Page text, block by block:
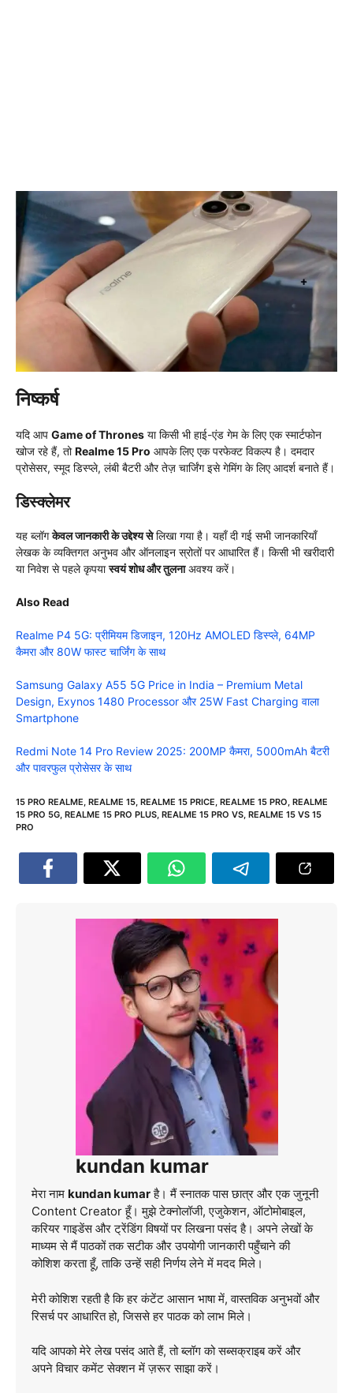
निष्कर्ष
यदि आप Game of Thrones या किसी भी हाई-एंड गेम के लिए एक स्मार्टफोन
खोज रहे हैं, तो Realme 15 Pro आपके लिए एक परफेक्ट विकल्प है। दमदार
प्रोसेसर, स्मूद डिस्प्ले, लंबी बैटरी और तेज़ चार्जिंग इसे गेमिंग के लिए आदर्श बनाते हैं।
डिस्क्लेमर
यह ब्लॉगकेवल जानकारी के उद्देश्य सेलिखा गया है। यहाँ दी गई सभी जानकारियाँ
लेखक के व्यक्तिगत अनुभव और ऑनलाइन स्रोतों पर आधारित हैं। किसी भी खरीदारी
या निवेश से पहले कृपयास्वयं शोध और तुलनाअवश्य करें।
Also Read
Realme P4 5G: प्रीमियम डिजाइन, 120Hz AMOLED डिस्प्ले, 64MP
कैमरा और 80W फास्ट चार्जिंग के साथ
Samsung Galaxy A55 5G Price in India – Premium Metal
Design, Exynos 1480 Processor और 25W Fast Charging वाला
Smartphone
Redmi Note 14 Pro Review 2025: 200MP कैमरा, 5000mAh बैटरी
और पावरफुल प्रोसेसर के साथ
15 PRO REALME, REALME 15, REALME 15 PRICE, REALME 15 PRO, REALME
15 PRO 5G, REALME 15 PRO PLUS, REALME 15 PRO VS, REALME 15 VS 15
PRO
kundan kumar
मेरा नाम kundan kumarहै। मैं स्नातक पास छात्र और एक जुनूनी
Content Creator हूँ। मुझे टेक्नोलॉजी, एजुकेशन, ऑटोमोबाइल,
करियर गाइडेंस और ट्रेंडिंग विषयों पर लिखना पसंद है। अपने लेखों के
माध्यम से मैं पाठकों तक सटीक और उपयोगी जानकारी पहुँचाने की
कोशिश करता हूँ, ताकि उन्हें सही निर्णय लेने में मदद मिले।
मेरी कोशिश रहती है कि हर कंटेंट आसान भाषा में, वास्तविक अनुभवों और
रिसर्च पर आधारित हो, जिससे हर पाठक को लाभ मिले।
यदि आपको मेरे लेख पसंद आते हैं, तो ब्लॉग को सब्सक्राइब करें और
अपने विचार कमेंट सेक्शन में ज़रूर साझा करें।